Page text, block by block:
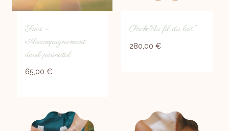
Suivi –
Accompagnement
deuil périnatal
65,00 €
Pack “Au fil du lait”
280,00 €